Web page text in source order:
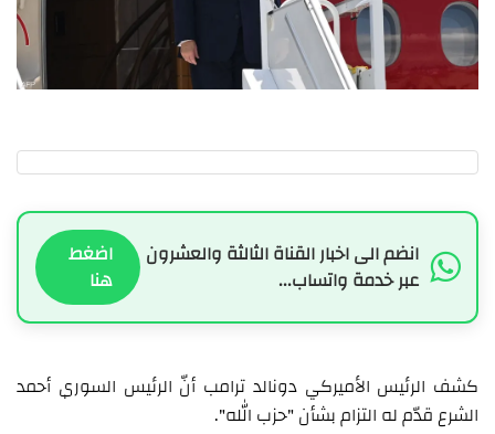
انضم الى اخبار القناة الثالثة والعشرون
عبر خدمة واتساب...
اضغط
هنا
كشف الرئيس الأميركي دونالد ترامب أنّ الرئيس السوري أحمد
الشرع قدّم له التزام بشأن "حزب الله".